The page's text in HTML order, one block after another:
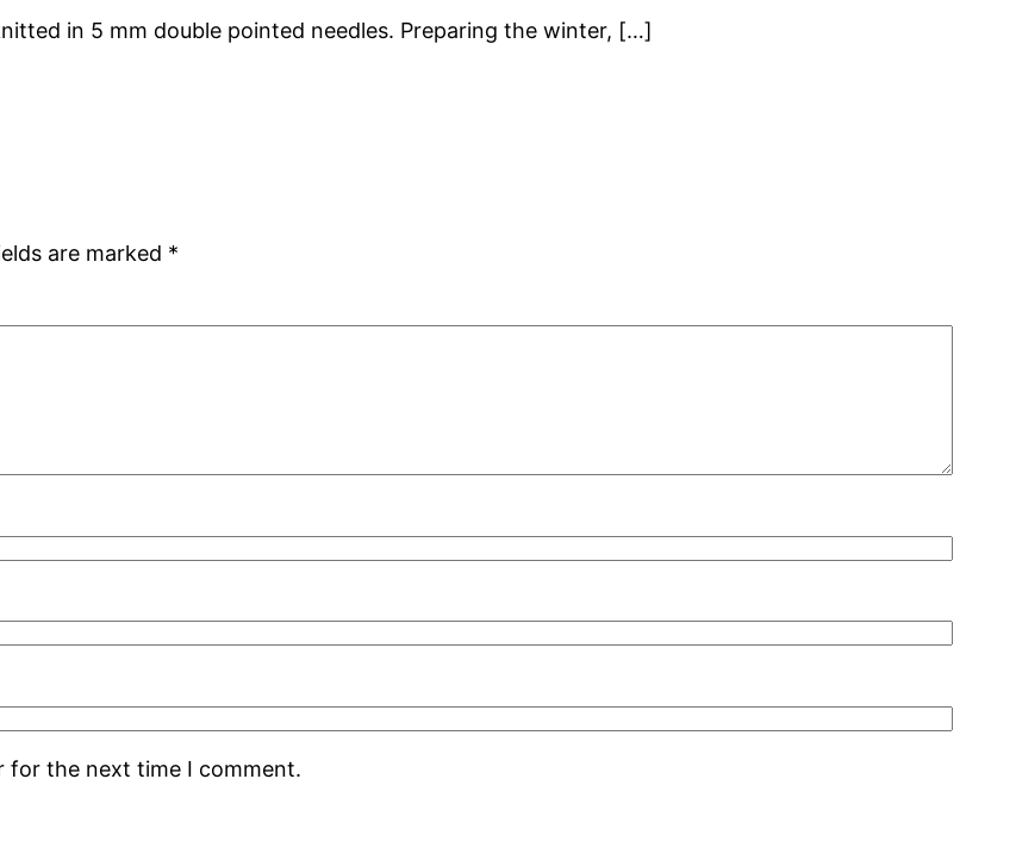
in 5 mm double pointed needles. Preparing the winter, […]
are marked *
for the next time I comment.